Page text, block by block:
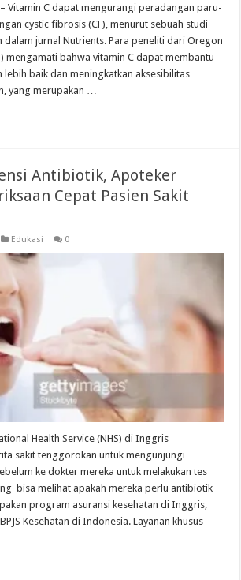
Vitamin C dapat mengurangi peradangan paru-
cystic fibrosis (CF), menurut sebuah studi
dalam jurnal Nutrients. Para peneliti dari Oregon
mengamati bahwa vitamin C dapat membantu
lebih baik dan meningkatkan aksesibilitas
yang merupakan …
Antibiotik, Apoteker
Cepat Pasien Sakit
Edukasi 0
Health Service (NHS) di Inggris
sakit tenggorokan untuk mengunjungi
ke dokter mereka untuk melakukan tes
bisa melihat apakah mereka perlu antibiotik
program asuransi kesehatan di Inggris,
Kesehatan di Indonesia. Layanan khusus